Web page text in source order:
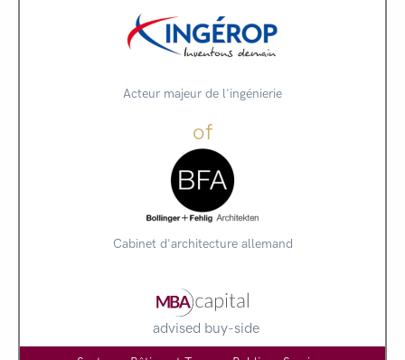
Acteur majeur de l'ingénierie
of
Cabinet d'architecture allemand
advised buy-side